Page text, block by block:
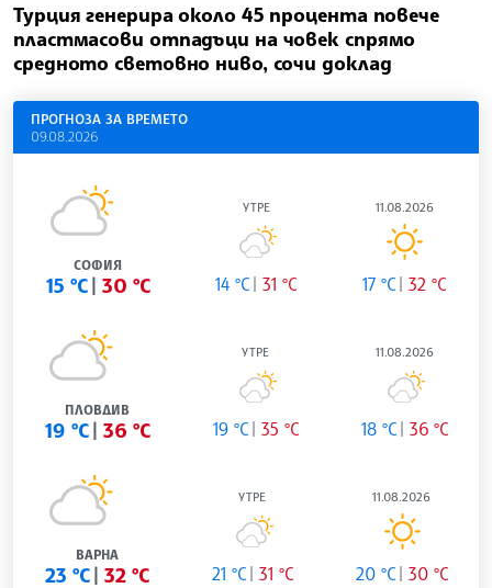
Турция генерира около 45 процента повече
пластмасови отпадъци на човек спрямо
средното световно ниво, сочи доклад
ПРОГНОЗА ЗА ВРЕМЕТО
09.08.2026
СОФИЯ
15 °C 30 °C
УТРЕ
14 °C 31 °C
11.08.2026
17 °C 32 °C
ПЛОВДИВ
19 °C 36 °C
УТРЕ
19 °C 35 °C
11.08.2026
18 °C 36 °C
ВАРНА
23 °C 32 °C
УТРЕ
21 °C 31 °C
11.08.2026
20 °C 30 °C